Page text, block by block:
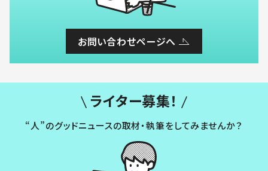
お問い合わせページへ
ライター募集！
“人”のグッドニュースの取材・執筆をしてみませんか？